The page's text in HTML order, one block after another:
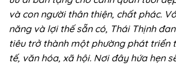
và con người thân thiện, chất phác.
năng và lợi thế sẵn có, Thái Thịnh
tiêu trở thành một phường phát triển
tế, văn hóa, xã hội. Nơi đây hứa hẹn